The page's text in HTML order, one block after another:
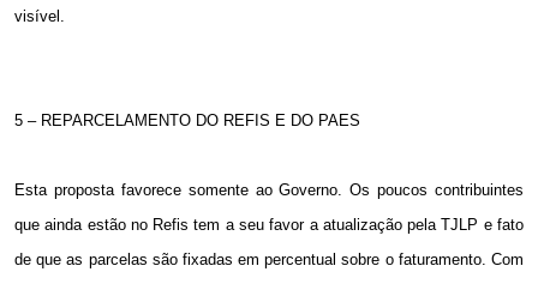
visível.
5 – REPARCELAMENTO DO REFIS E DO PAES
Esta proposta favorece somente ao Governo. Os poucos contribuintes
que ainda estão no Refis tem a seu favor a atualização pela TJLP e fato
de que as parcelas são fixadas em percentual sobre o faturamento. Com